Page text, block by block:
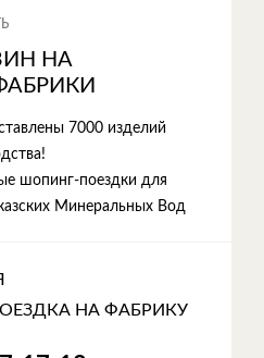
НА
7000 изделий
шопинг-поездки для
Минеральных Вод
НА ФАБРИКУ